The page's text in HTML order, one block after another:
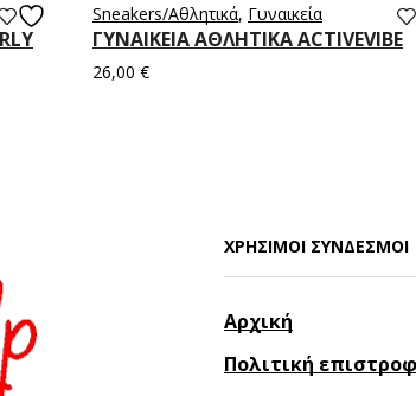
Sneakers/Aθλητικά, Γυναικεία
ΓΥΝΑΙΚΕΙΑ ΑΘΛΗΤΙΚΑ ACTIVEVIBE
26,00 €
ΧΡΗΣΙΜΟΙ ΣΥΝΔΕΣΜΟΙ​
Αρχική
Πολιτική